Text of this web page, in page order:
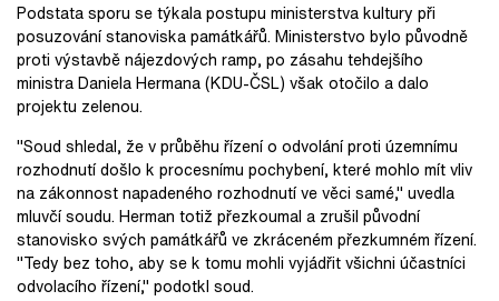
Podstata sporu se týkala postupu ministerstva kultury při
posuzování stanoviska památkářů. Ministerstvo bylo původně
proti výstavbě nájezdových ramp, po zásahu tehdejšího
ministra Daniela Hermana (KDU-ČSL) však otočilo a dalo
projektu zelenou.
"Soud shledal, že v průběhu řízení o odvolání proti územnímu
rozhodnutí došlo k procesnímu pochybení, které mohlo mít vliv
na zákonnost napadeného rozhodnutí ve věci samé," uvedla
mluvčí soudu. Herman totiž přezkoumal a zrušil původní
stanovisko svých památkářů ve zkráceném přezkumném řízení.
"Tedy bez toho, aby se k tomu mohli vyjádřit všichni účastníci
odvolacího řízení," podotkl soud.